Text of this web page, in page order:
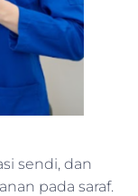
sendi, dan
pada saraf.